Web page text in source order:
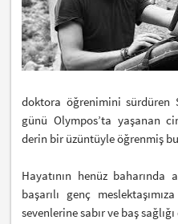
doktora öğrenimini sürdüren
günü Olympos’ta yaşanan
derin bir üzüntüyle öğrenmiş
Hayatının henüz baharında
başarılı genç
sevenlerine sabır ve baş